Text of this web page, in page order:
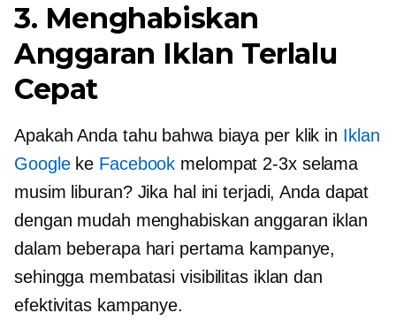
3. Menghabiskan
Anggaran Iklan Terlalu
Cepat
Apakah Anda tahu bahwa biaya per klik in Iklan
Googleke Facebook melompat 2-3xselama
musim liburan? Jika hal ini terjadi, Anda dapat
dengan mudah menghabiskan anggaran iklan
dalam beberapa hari pertama kampanye,
sehingga membatasi visibilitas iklan dan
efektivitas kampanye.